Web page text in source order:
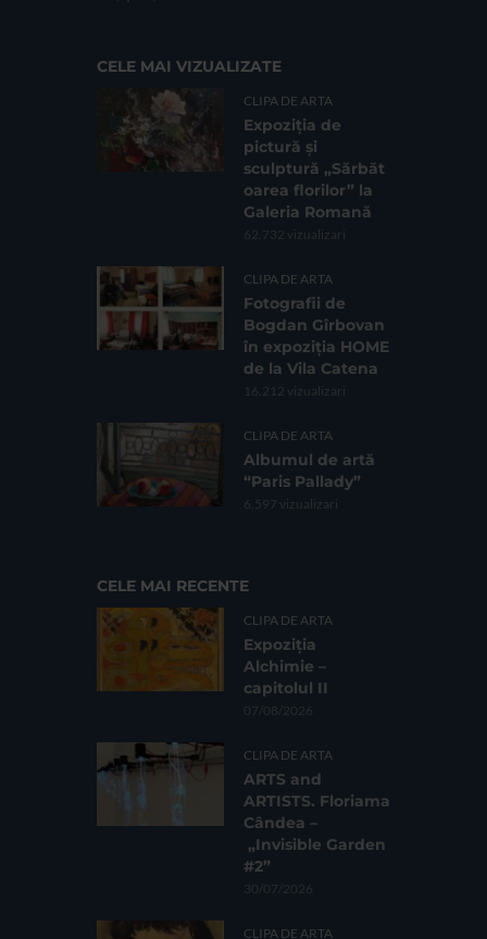
CELE MAI VIZUALIZATE
CLIPA DE ARTA
Expoziția de
pictură și
sculptură „Sărbăt
oarea florilor” la
Galeria Romană
62.732 vizualizari
CLIPA DE ARTA
Fotografii de
Bogdan Gîrbovan
în expoziția HOME
de la Vila Catena
16.212 vizualizari
CLIPA DE ARTA
Albumul de artă
“Paris Pallady”
6.597 vizualizari
CELE MAI RECENTE
CLIPA DE ARTA
Expoziția
Alchimie –
capitolul II
07/08/2026
CLIPA DE ARTA
ARTS and
ARTISTS. Floriama
Cândea –
„Invisible Garden
#2”
30/07/2026
CLIPA DE ARTA